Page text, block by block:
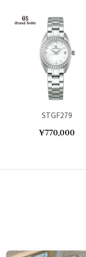
STGF279
¥770,000